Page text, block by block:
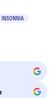
INSONNIA